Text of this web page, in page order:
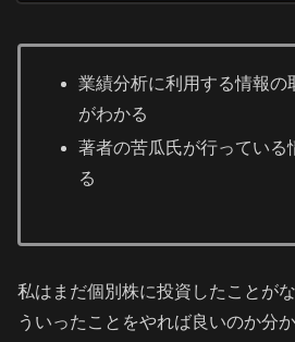
業績分析に利用する情報の
がわかる
著者の苦瓜氏が行っている
る
私はまだ個別株に投資したことが
ういったことをやれば良いのか分